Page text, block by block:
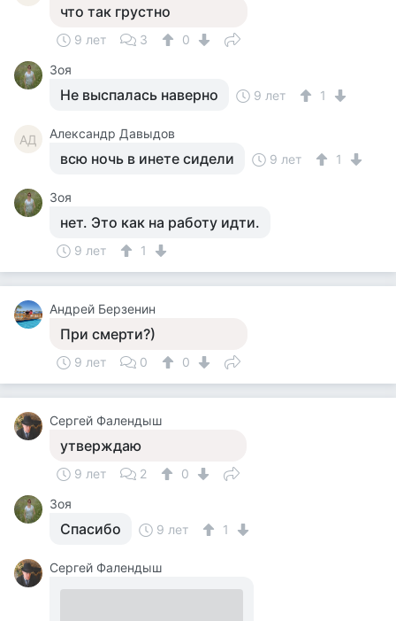
что так грустно
9 лет 3
0
Зоя
Не выспалась наверно 9 лет 1
АД Александр Давыдов
всю ночь в инете сидели 9 лет 1
Зоя
нет. Это как на работу идти.
9 лет 1
Андрей Берзенин
При смерти?)
9 лет 0 0
Сергей Фалендыш
утверждаю
9 лет 2
0
Зоя
Спасибо 9 лет 1
Сергей Фалендыш